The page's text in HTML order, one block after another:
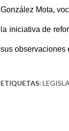
González Mota,
la iniciativa de
sus observaciones
ETIQUETAS: